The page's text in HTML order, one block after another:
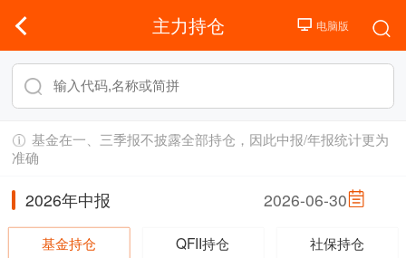
主力持仓
基金在一、三季报不披露全部持仓，因此中报/年报统计更为
准确
2026年中报 2026-06-30
基金持仓 QFII持仓 社保持仓